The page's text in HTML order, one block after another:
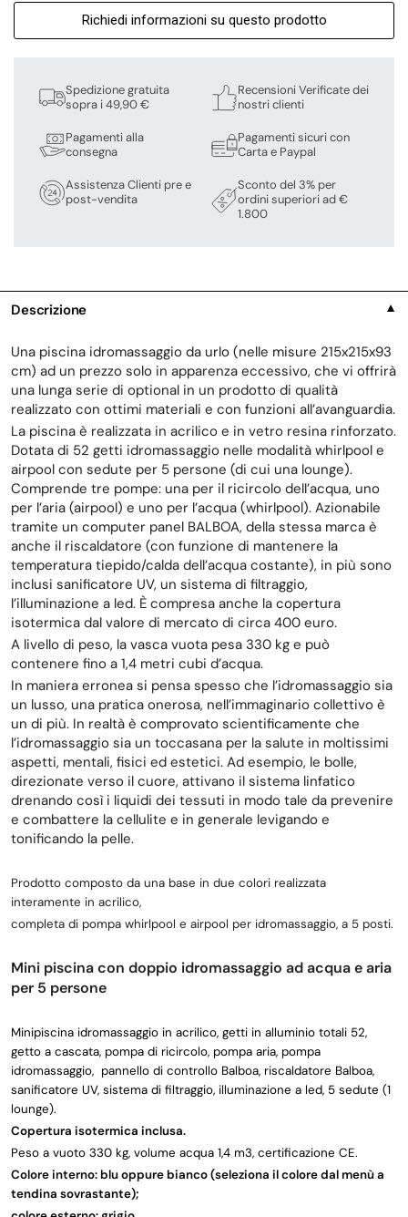
Richiedi informazioni su questo prodotto
Spedizione gratuita
sopra i 49,90 €
Pagamenti alla
consegna
Assistenza Clienti pre e
post-vendita
Recensioni Verificate dei
nostri clienti
Pagamenti sicuri con
Carta e Paypal
Sconto del 3% per
ordini superiori ad €
1.800
Descrizione ▼
Una piscina idromassaggio da urlo (nelle misure 215x215x93
cm) ad un prezzo solo in apparenza eccessivo, che vi offrirà
una lunga serie di optional in un prodotto di qualità
realizzato con ottimi materiali e con funzioni all’avanguardia.
La piscina è realizzata in acrilico e in vetro resina rinforzato.
Dotata di 52 getti idromassaggio nelle modalità whirlpool e
airpool con sedute per 5 persone (di cui una lounge).
Comprende tre pompe: una per il ricircolo dell’acqua, uno
per l’aria (airpool) e uno per l’acqua (whirlpool). Azionabile
tramite un computer panel BALBOA, della stessa marca è
anche il riscaldatore (con funzione di mantenere la
temperatura tiepido/calda dell’acqua costante), in più sono
inclusi sanificatore UV, un sistema di filtraggio,
l’illuminazione a led. È compresa anche la copertura
isotermica dal valore di mercato di circa 400 euro.
A livello di peso, la vasca vuota pesa 330 kg e può
contenere fino a 1,4 metri cubi d’acqua.
In maniera erronea si pensa spesso che l’idromassaggio sia
un lusso, una pratica onerosa, nell’immaginario collettivo è
un di più. In realtà è comprovato scientificamente che
l’idromassaggio sia un toccasana per la salute in moltissimi
aspetti, mentali, fisici ed estetici. Ad esempio, le bolle,
direzionate verso il cuore, attivano il sistema linfatico
drenando così i liquidi dei tessuti in modo tale da prevenire
e combattere la cellulite e in generale levigando e
tonificando la pelle.
Prodotto composto da una base in due colori realizzata
interamente in acrilico,
completa di pompa whirlpool e airpool per idromassaggio, a 5 posti.
Mini piscina con doppio idromassaggio ad acqua e aria
per 5 persone
Minipiscina idromassaggio in acrilico, getti in alluminio totali 52,
getto a cascata, pompa di ricircolo, pompa aria, pompa
idromassaggio, pannello di controllo Balboa, riscaldatore Balboa,
sanificatore UV, sistema di filtraggio, illuminazione a led, 5 sedute (1
lounge).
Copertura isotermica inclusa.
Peso a vuoto 330 kg, volume acqua 1,4 m3, certificazione CE.
Colore interno: blu oppure bianco (seleziona il colore dal menù a
tendina sovrastante);